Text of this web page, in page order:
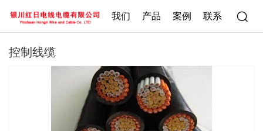
我们 产品 案例 联系
控制线缆